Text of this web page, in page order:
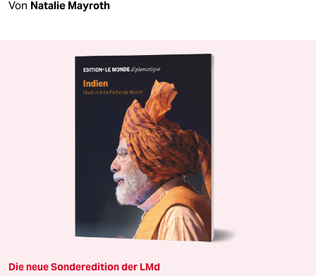
Von Natalie Mayroth
Die neue Sonderedition der LMd